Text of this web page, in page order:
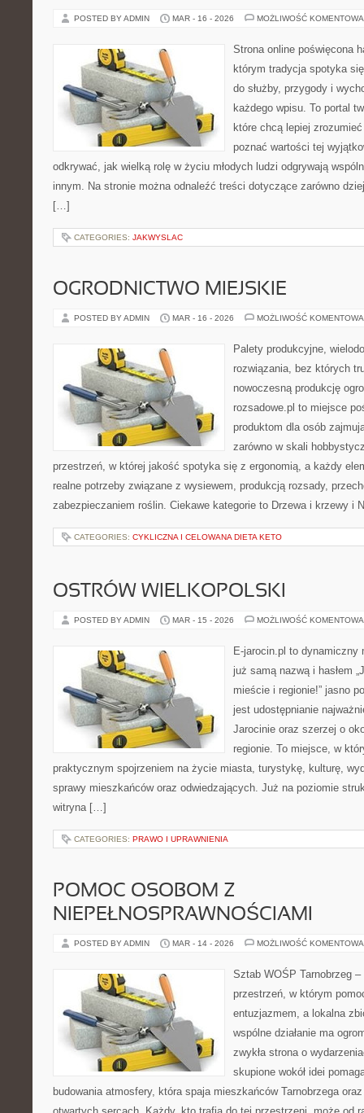
POSTED BY ADMIN MAR - 16 - 2026 MOŻLIWOŚĆ
Strona online poświęcona
którym tradycja spotyka
do służby, przygody i
każdego wpisu. To portal
które chcą lepiej
poznać wartości tej
odkrywać, jak wielką rolę w życiu młodych ludzi odgrywają
innym. Na stronie można odnaleźć treści dotyczące zarówno
[…]
CATEGORIES: JAKWYSLAC
OGRODNICTWO MIEJSKIE
POSTED BY ADMIN MAR - 16 - 2026 MOŻLIWOŚĆ
Palety produkcyjne,
rozwiązania, bez których
nowoczesną produkcję
rozsadowe.pl to miejsce
produktom dla osób
zarówno w skali
przestrzeń, w której jakość spotyka się z ergonomią, a każdy
realne potrzeby związane z wysiewem, produkcją rozsady,
zabezpieczaniem roślin. Ciekawe kategorie to Drzewa i krzewy i
CATEGORIES: CYKLICZNA I CELOWANA DIETA KETO
OSTRÓW WIELKOPOLSKI
POSTED BY ADMIN MAR - 15 - 2026 MOŻLIWOŚĆ
E-jarocin.pl to dynamiczny
już samą nazwą i hasłem
mieście i regionie!” jasno
jest udostępnianie
Jarocinie oraz szerzej o
regionie. To miejsce, w
praktycznym spojrzeniem na życie miasta, turystykę, kulturę,
sprawy mieszkańców oraz odwiedzających. Już na poziomie
witryna […]
CATEGORIES: PRAWO I UPRAWNIENIA
POMOC OSOBOM Z
NIEPEŁNOSPRAWNOŚCIAMI
POSTED BY ADMIN MAR - 14 - 2026 MOŻLIWOŚĆ
Sztab WOŚP Tarnobrzeg
przestrzeń, w którym
entuzjazmem, a lokalna
wspólne działanie ma
zwykła strona o
skupione wokół idei
budowania atmosfery, która spaja mieszkańców Tarnobrzega